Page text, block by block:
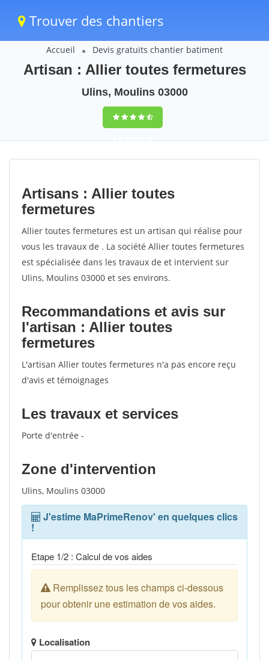
Trouver des chantiers
Accueil Devis gratuits chantier batiment
Artisan : Allier toutes fermetures
Ulins, Moulins 03000
9,5(100%)34
votes
Artisans : Allier toutes
fermetures
Allier toutes fermetures est un artisan qui réalise pour
vous les travaux de . La société Allier toutes fermetures
est spécialisée dans les travaux de et intervient sur
Ulins, Moulins 03000 et ses environs.
Recommandations et avis sur
l'artisan : Allier toutes
fermetures
L'artisan Allier toutes fermetures n'a pas encore reçu
d'avis et témoignages
Les travaux et services
Porte d'entrée -
Zone d'intervention
Ulins, Moulins 03000